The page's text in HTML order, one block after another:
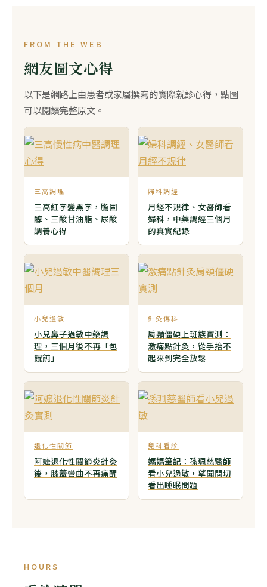
FROM THE WEB
網友圖文心得
以下是網路上由患者或家屬撰寫的實際就診心得，點圖
可以閱讀完整原文。
三高調理
三高紅字變黑字，膽固
醇、三酸甘油脂、尿酸
調養心得
婦科調經
月經不規律、女醫師看
婦科，中藥調經三個月
的真實紀錄
小兒過敏
小兒鼻子過敏中藥調
理，三個月後不再「包
餛飩」
針灸傷科
肩頸僵硬上班族實測：
激痛點針灸，從手抬不
起來到完全放鬆
退化性關節
阿嬤退化性關節炎針灸
後，膝蓋彎曲不再痛醒
兒科看診
媽媽筆記：孫珮慈醫師
看小兒過敏，望聞問切
看出睡眠問題
HOURS